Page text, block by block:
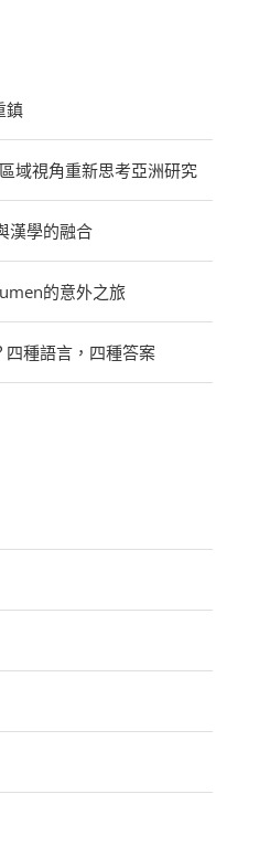
鎮
域視角重新思考亞洲研究
漢學的融合
的意外之旅
種語言，四種答案